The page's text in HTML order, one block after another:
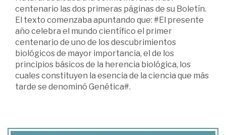
centenario las dos primeras páginas de su Boletín.
El texto comenzaba apuntando que: #El presente
año celebra el mundo científico el primer
centenario de uno de los descubrimientos
biológicos de mayor importancia, el de los
principios básicos de la herencia biológica, los
cuales constituyen la esencia de la ciencia que más
tarde se denominó Genética#.